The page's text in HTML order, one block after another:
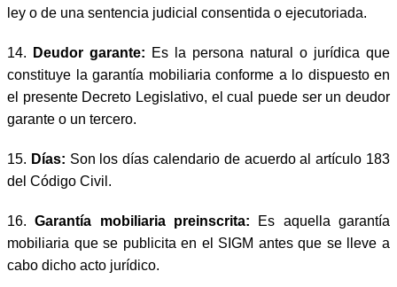
ley o de una sentencia judicial consentida o ejecutoriada.
14. Deudor garante: Es la persona natural o jurídica que
constituye la garantía mobiliaria conforme a lo dispuesto en
el presente Decreto Legislativo, el cual puede ser un deudor
garante o un tercero.
15. Días: Son los días calendario de acuerdo al artículo 183
del Código Civil.
16.Garantía mobiliaria preinscrita: Es aquella garantía
mobiliaria que se publicita en el SIGM antes que se lleve a
cabo dicho acto jurídico.